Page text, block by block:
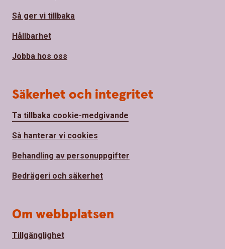
Så ger vi tillbaka
Hållbarhet
Jobba hos oss
Säkerhet och integritet
Ta tillbaka cookie-medgivande
Så hanterar vi cookies
Behandling av personuppgifter
Bedrägeri och säkerhet
Om webbplatsen
Tillgänglighet